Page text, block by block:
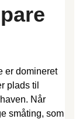
er domineret
plads til
Når
småting, som